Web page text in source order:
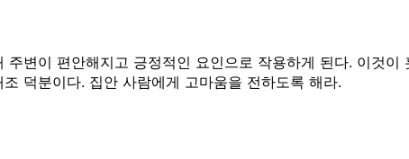
변이 편안해지고 긍정적인 요인으로 작용하게 된다. 이것
덕분이다. 집안 사람에게 고마움을 전하도록 해라.